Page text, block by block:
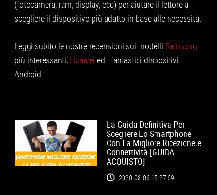
TRUCCHI
DRONI
STREAMING E TV
OFFERTE E TARIFFE
(fotocamera, ram, display, ecc) per aiutare il lettore a
scegliere il dispositivo più adatto in base alle necessità.
Leggi subito le nostre recensioni sui modelli Samsung
più interessanti, Huawei ed i fantastici dispositivi
Android.
La Guida Definitiva Per
Scegliere Lo Smartphone
Con La Migliore Ricezione e
Connettività [GUIDA
ACQUISTO]
2020-08-06 15:27:59